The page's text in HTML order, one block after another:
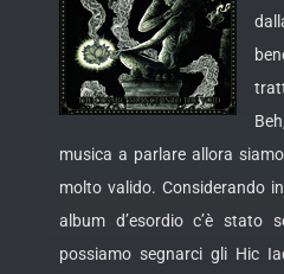
musica a parlare allora
molto valido. Considerando
album d’esordio c’è stato
possiamo segnarci gli Hic